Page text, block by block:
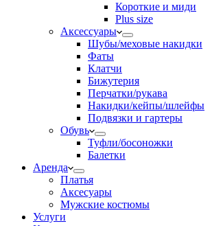
Короткие и миди
Plus size
Аксессуары
Шубы/меховые накидки
Фаты
Клатчи
Бижутерия
Перчатки/рукава
Накидки/кейпы/шлейфы
Подвязки и гартеры
Обувь
Туфли/босоножки
Балетки
Аренда
Платья
Аксесуары
Мужские костюмы
Услуги